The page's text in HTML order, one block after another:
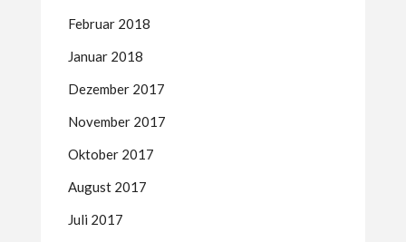
Februar 2018
Januar 2018
Dezember 2017
November 2017
Oktober 2017
August 2017
Juli 2017